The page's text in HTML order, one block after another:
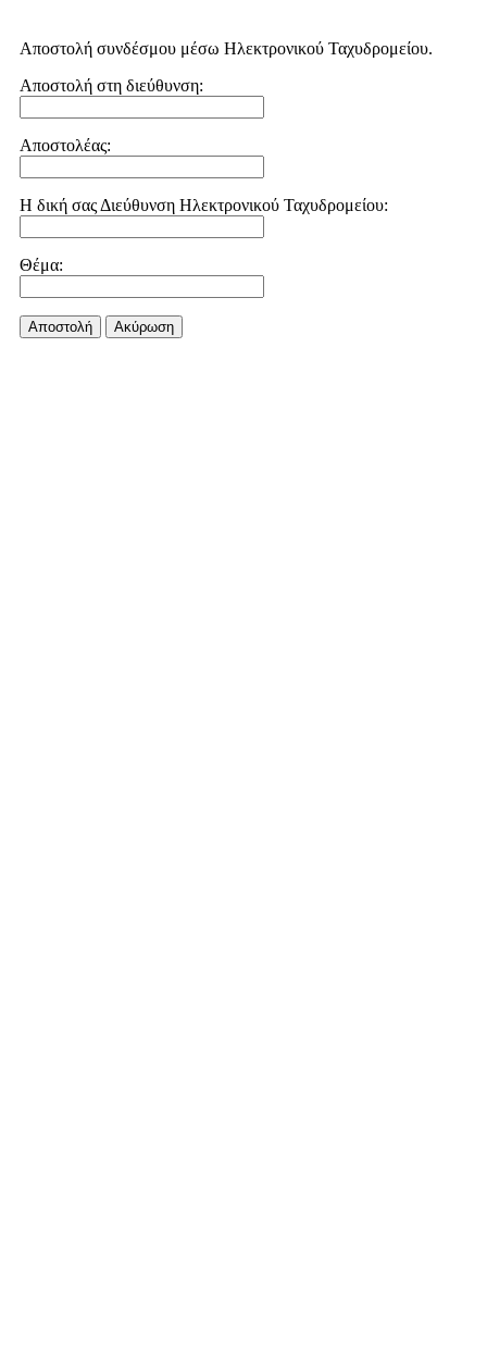
Αποστολή συνδέσμου μέσω Ηλεκτρονικού Ταχυδρομείου.
Αποστολή στη διεύθυνση:
Αποστολέας:
Η δική σας Διεύθυνση Ηλεκτρονικού Ταχυδρομείου:
Θέμα:
Αποστολή Aκύρωση